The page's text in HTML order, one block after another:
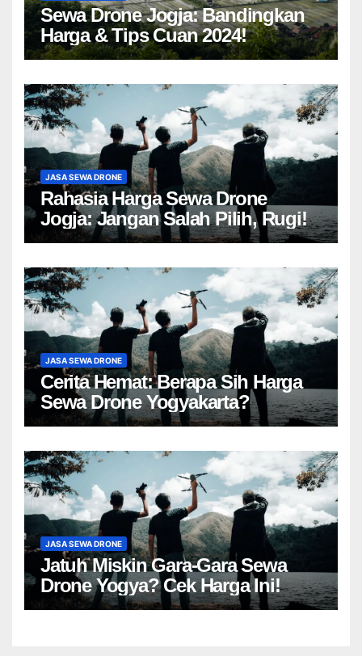
Sewa Drone Jogja: Bandingkan
Harga & Tips Cuan 2024!
JASA SEWA DRONE
Rahasia Harga Sewa Drone
Jogja: Jangan Salah Pilih, Rugi!
JASA SEWA DRONE
Cerita Hemat: Berapa Sih Harga
Sewa Drone Yogyakarta?
JASA SEWA DRONE
Jatuh Miskin Gara-Gara Sewa
Drone Yogya? Cek Harga Ini!